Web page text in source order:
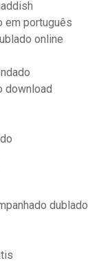
em português
online
download
dublado